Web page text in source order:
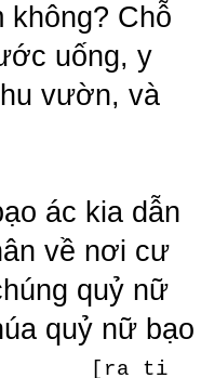
không? Chỗ
uống, y
vườn, và
ác kia dẫn
về nơi cư
quỷ nữ
quỷ nữ bạo
[ra ti